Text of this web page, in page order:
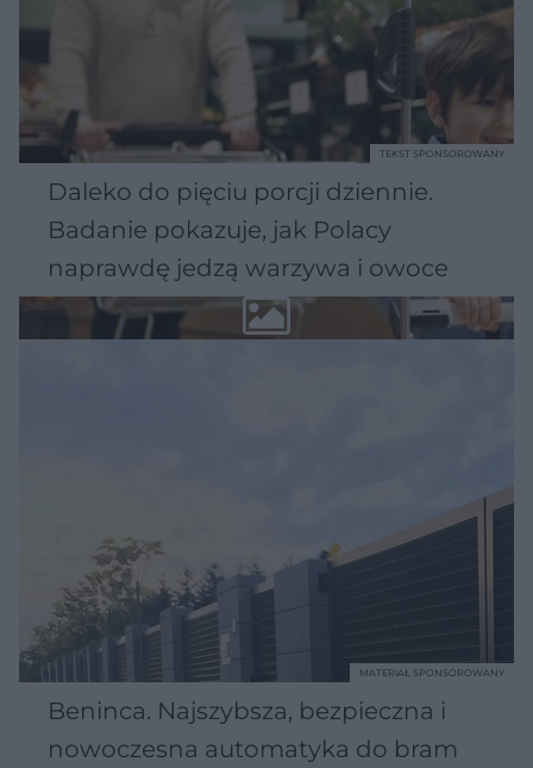
Daleko do pięciu porcji dziennie.
Badanie pokazuje, jak Polacy
naprawdę jedzą warzywa i owoce
TEKST SPONSOROWANY
Beninca. Najszybsza, bezpieczna i
nowoczesna automatyka do bram
MATERIAŁ SPONSOROWANY